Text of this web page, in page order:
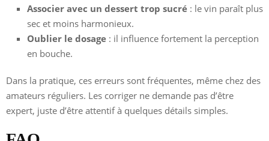
Associer avec un dessert trop sucré : le vin paraît plus
sec et moins harmonieux.
Oublier le dosage : il influence fortement la perception
en bouche.
Dans la pratique, ces erreurs sont fréquentes, même chez des
amateurs réguliers. Les corriger ne demande pas d’être
expert, juste d’être attentif à quelques détails simples.